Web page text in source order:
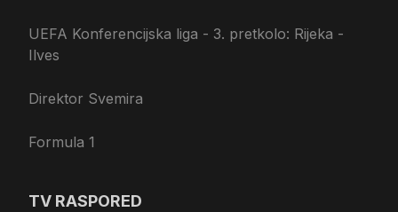
UEFA Konferencijska liga - 3. pretkolo: Rijeka -
Ilves
Direktor Svemira
Formula 1
TV RASPORED